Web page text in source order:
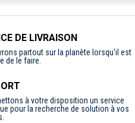
DE LIVRAISON
partout sur la planète lorsqu'il est
de le faire.
à votre disposition un service
pour la recherche de solution à vos